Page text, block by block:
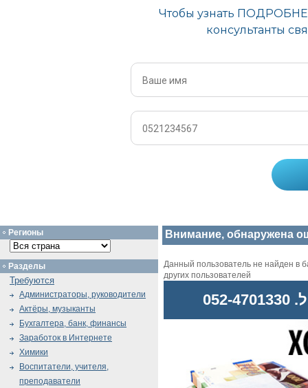
Внимание, обнаружена
Данный пользователь не найден в
других пользователей
Регионы
Разделы
Требуются
Администраторы, руководители
Актёры, музыканты
Бухгалтера, банк, финансы
Заработок в Интернете
Химики
Воспитатели, учителя,
преподаватели